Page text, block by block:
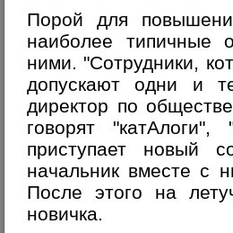
Порой для
наиболее типичные
ними. "Сотрудники,
допускают одни и
директор по
говорят
приступает новый
начальник вместе с
После этого на
новичка.